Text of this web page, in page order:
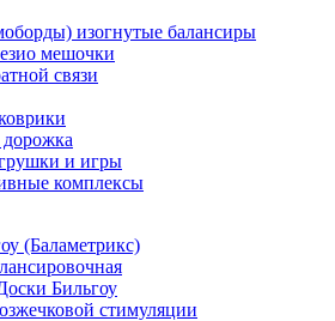
изогнутые балансиры
мешочки
связи
дорожка
и игры
комплексы
(Баламетрикс)
Бильгоу
стимуляции